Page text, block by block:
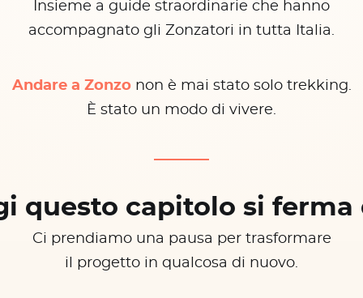
Insieme a guide straordinarie che hanno
accompagnato gli Zonzatori in tutta Italia.
Andare a Zonzonon è mai stato solo trekking.
È stato un modo di vivere.
questo capitolo si ferma
Ci prendiamo una pausa per trasformare
il progetto in qualcosa di nuovo.